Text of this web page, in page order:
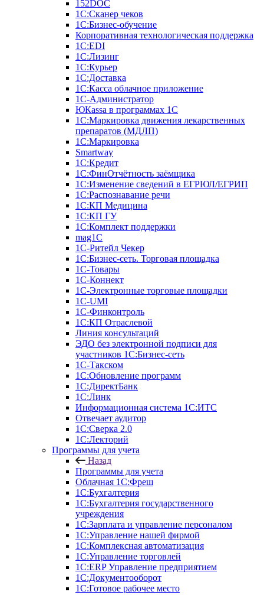
152DOC
1С:Сканер чеков
1С:Бизнес-обучение
Корпоративная технологическая поддержка
1С:ЕDI
1С:Лизинг
1С:Курьер
1С:Доставка
1С:Касса облачное приложение
1С-Администратор
ЮКаssа в программах 1С
1С:Маркировка движения лекарственных
препаратов (МДЛП)
1С:Маркировка
Smartway
1С:Кредит
1С:ФинОтчётность заёмщика
1С:Изменение сведений в ЕГРЮЛ/ЕГРИП
1С:Распознавание речи
1С:КП Медицина
1С:КП ГУ
1С:Комплект поддержки
mag1C
1С-Ритейл Чекер
1С:Бизнес-сеть. Торговая площадка
1С-Товары
1С-Коннект
1С-Электронные торговые площадки
1C-UMI
1С-Финконтроль
1С:КП Отраслевой
Линия консультаций
ЭДО без электронной подписи для
участников 1С:Бизнес-сеть
1С-Такском
1С:Обновление программ
1С:ДиректБанк
1С:Линк
Информационная система 1С:ИТС
Отвечает аудитор
1С:Сверка 2.0
1С:Лекторий
Программы для учета
Назад
Программы для учета
Облачная 1С:Фреш
1С:Бухгалтерия
1С:Бухгалтерия государственного
учреждения
1С:Зарплата и управление персоналом
1С:Управление нашей фирмой
1С:Комплексная автоматизация
1С:Управление торговлей
1С:ERP Управление предприятием
1С:Документооборот
1C:Готовое рабочее место